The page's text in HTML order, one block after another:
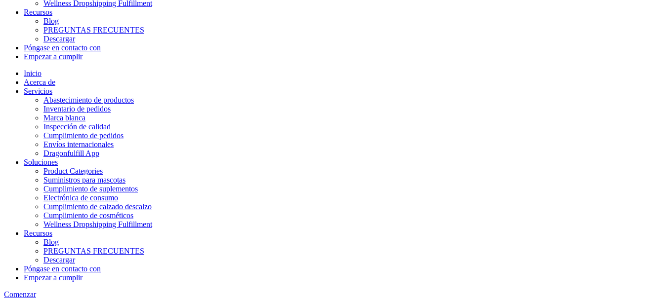
Wellness Dropshipping Fulfillment
Recursos
Blog
PREGUNTAS FRECUENTES
Descargar
Póngase en contacto con
Empezar a cumplir
Inicio
Acerca de
Servicios
Abastecimiento de productos
Inventario de pedidos
Marca blanca
Inspección de calidad
Cumplimiento de pedidos
Envíos internacionales
Dragonfulfill App
Soluciones
Product Categories
Suministros para mascotas
Cumplimiento de suplementos
Electrónica de consumo
Cumplimiento de calzado descalzo
Cumplimiento de cosméticos
Wellness Dropshipping Fulfillment
Recursos
Blog
PREGUNTAS FRECUENTES
Descargar
Póngase en contacto con
Empezar a cumplir
Comenzar